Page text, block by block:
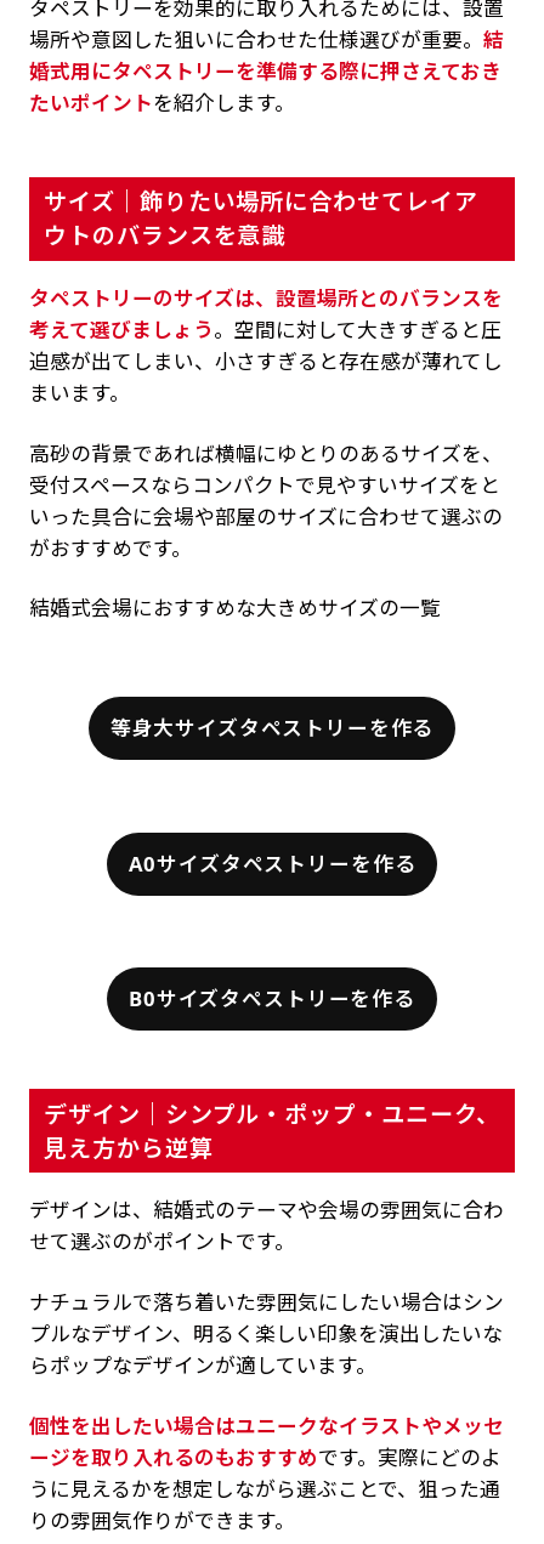
タペストリーを効果的に取り入れるためには、設置
場所や意図した狙いに合わせた仕様選びが重要。 結
婚式用にタペストリーを準備する際に押さえておき
たいポイントを紹介します。
サイズ｜飾りたい場所に合わせてレイア
ウトのバランスを意識
タペストリーのサイズは、設置場所とのバランスを
考えて選びましょう。空間に対して大きすぎると圧
迫感が出てしまい、小さすぎると存在感が薄れてし
まいます。
高砂の背景であれば横幅にゆとりのあるサイズを、
受付スペースならコンパクトで見やすいサイズをと
いった具合に会場や部屋のサイズに合わせて選ぶの
がおすすめです。
結婚式会場におすすめな大きめサイズの一覧
等身大サイズタペストリーを作る
A0サイズタペストリーを作る
B0サイズタペストリーを作る
デザイン｜シンプル・ポップ・ユニーク、
見え方から逆算
デザインは、結婚式のテーマや会場の雰囲気に合わ
せて選ぶのがポイントです。
ナチュラルで落ち着いた雰囲気にしたい場合はシン
プルなデザイン、明るく楽しい印象を演出したいな
らポップなデザインが適しています。
個性を出したい場合はユニークなイラストやメッセ
ージを取り入れるのもおすすめです。実際にどのよ
うに見えるかを想定しながら選ぶことで、狙った通
りの雰囲気作りができます。